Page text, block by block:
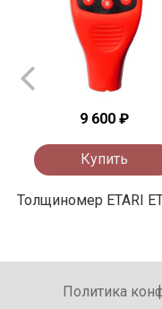
9 600 ₽
Купить
Толщиномер ETARI
Политика